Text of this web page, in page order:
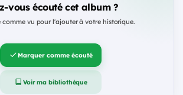
vous écouté cet album ?
comme vu pour l'ajouter à votre historique.
Marquer comme écouté
Voir ma bibliothèque